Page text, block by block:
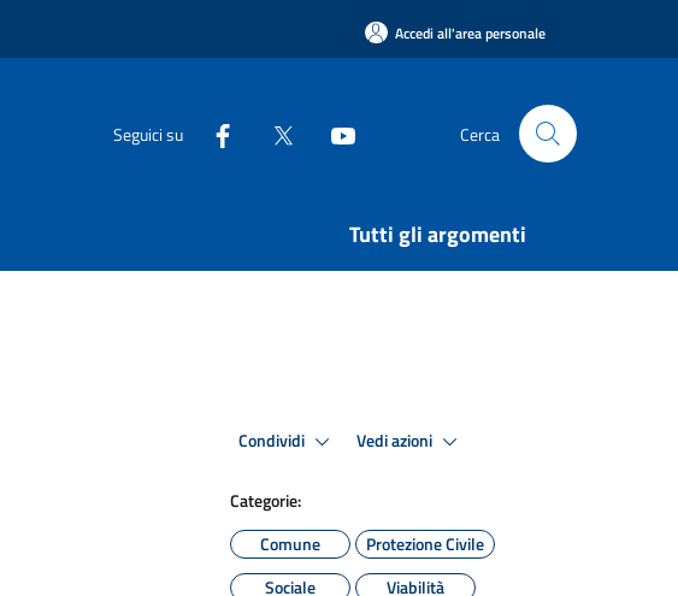
Accedi all'area personale
Seguici su Cerca
Tutti gli argomenti
Condividi Vedi azioni
Categorie:
Comune
Protezione Civile
Sociale
Viabilità